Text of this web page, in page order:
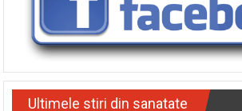
Ultimele stiri din sanatate